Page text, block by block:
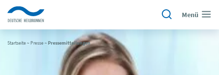
Menü
Startseite~ Presse~Pressemitteilungen